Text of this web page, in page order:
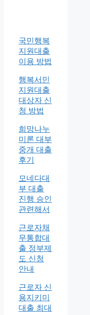
국민행복
지원대출
이용 방법
행복서민
지원대출
대상자 신
청 방법
희망나누
미론 대부
중개 대출
후기
모네다대
부 대출
진행 승인
관련해서
근로자채
무통합대
출 정부제
도 신청
안내
근로자 신
용지키미
대출 최대